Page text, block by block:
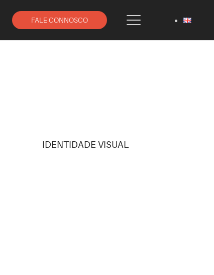
FALE CONNOSCO
IDENTIDADE VISUAL